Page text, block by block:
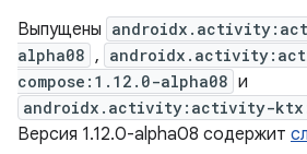
Выпущены
alpha08 ,
compose:1.12.0-alpha08 и
androidx.activity:activity-
Версия 1.12.0-alpha08 содержит